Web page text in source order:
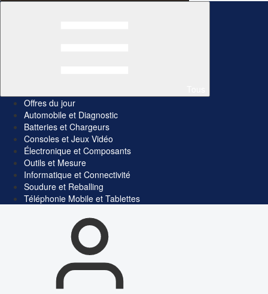
Offres du jour
Automobile et Diagnostic
Batteries et Chargeurs
Consoles et Jeux Vidéo
Électronique et Composants
Outils et Mesure
Informatique et Connectivité
Soudure et Reballing
Téléphonie Mobile et Tablettes